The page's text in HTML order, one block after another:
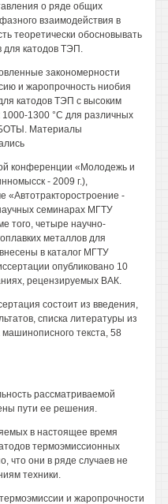
о ряде общих
взаимодействия в
теоретически обосновывать
для катодов ТЭП.
закономерности
и жаропрочность ниобия
катодов ТЭП с высоким
1300 °С для различных
Материалы
конференции «Молодежь и
- 2009 г.),
«Автотракторостроение -
семинарах МГТУ
того, четыре научно-
металлов для
в каталог МГТУ
опубликовано 10
рецензируемых ВАК.
состоит из введения,
списка литературы из
текста, 58
рассматриваемой
пути ее решения.
в настоящее время
термоэмиссионных
что они в ряде случаев не
техники.
и жаропрочности